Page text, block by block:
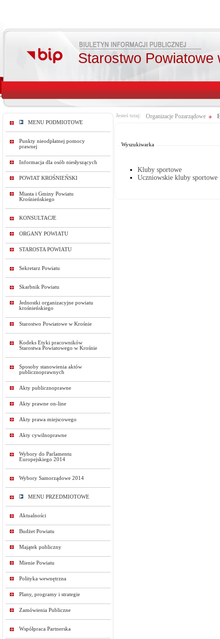
Starostwo Powiatowe
MENU PODMIOTOWE
Punkty nieodpłatnej pomocy
prawnej
Informacja dla osób niesłyszących
POWIAT KROŚNIEŃSKI
Miasta i Gminy Powiatu
Krośnieńskiego
KONSULTACJE
ORGANY POWIATU
STAROSTA POWIATU
Sekretarz Powiatu
Skarbnik Powiatu
Jednostki organizacyjne powiatu
krośnieńskiego
Starostwo Powiatowe w Krośnie
Kodeks Etyki pracowników
Starostwa Powiatowego w Krośnie
Sposoby stanowienia aktów
publicznoprawnych
Akty publicznoprawne
Akty prawne on-line
Akty prawa miejscowego
Akty cywilnoprawne
Wybory do Parlamentu
Europejskiego 2014
Wybory Samorządowe 2014
MENU PRZEDMIOTOWE
Aktualności
Budżet Powiatu
Majątek publiczny
Mienie Powiatu
Polityka wewnętrzna
Plany, programy i strategie
Zamówienia Publiczne
Współpraca Partnerska
Jesteś tutaj: Organizacje Pozarządowe
Wyszukiwarka
Kluby sportowe
Uczniowskie kluby sportowe